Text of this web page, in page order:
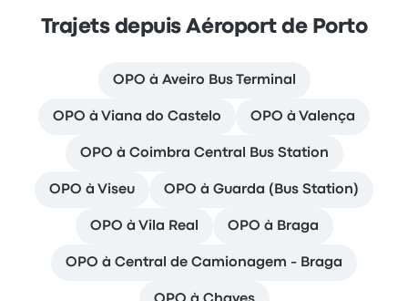
Trajets depuis Aéroport de Porto
OPO à Aveiro Bus Terminal
OPO à Viana do Castelo OPO à Valença
OPO à Coimbra Central Bus Station
OPO à Viseu OPO à Guarda (Bus Station)
OPO à Vila Real OPO à Braga
OPO à Central de Camionagem - Braga